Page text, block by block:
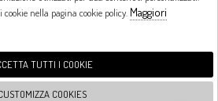
Orari di apertura
- DALLE 16:00 ALLE 20:00 DAL MARTEDI AL
nella pagina cookie policy. Maggiori
TUTTI I COOKIE
COOKIES